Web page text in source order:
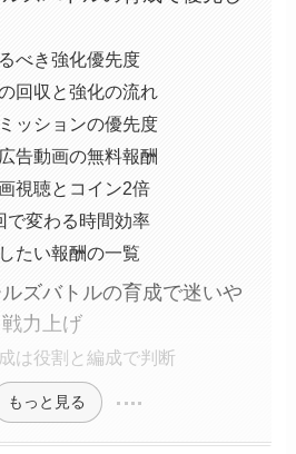
べき強化優先度
回収と強化の流れ
ッションの優先度
告動画の無料報酬
視聴とコイン2倍
で変わる時間効率
たい報酬の一覧
ルズバトルの育成で迷いや
力上げ
は役割と編成で判断
もっと見る